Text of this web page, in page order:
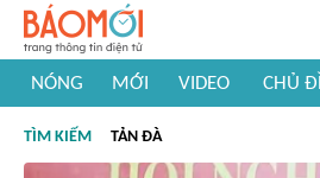
NÓNG MỚI VIDEO CHỦ
#Khám phá thế giới
TÌM KIẾM TẢN ĐÀ